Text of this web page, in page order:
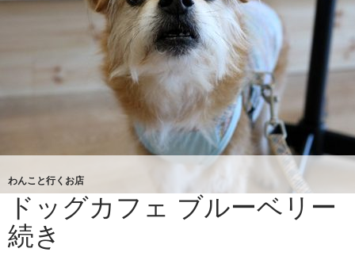
ー
わんこと行くお店
ドッグカフェ ブルーベリー
続き